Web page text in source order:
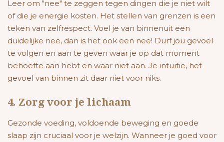
Leer om "nee" te zeggen tegen dingen die je niet wilt
of die je energie kosten. Het stellen van grenzen is een
teken van zelfrespect. Voel je van binnenuit een
duidelijke nee, dan is het ook een nee! Durf jou gevoel
te volgen en aan te geven waar je op dat moment
behoefte aan hebt en waar niet aan. Je intuïtie, het
gevoel van binnen zit daar niet voor niks.
4. Zorg voor je lichaam
Gezonde voeding, voldoende beweging en goede
slaap zijn cruciaal voor je welzijn. Wanneer je goed voor